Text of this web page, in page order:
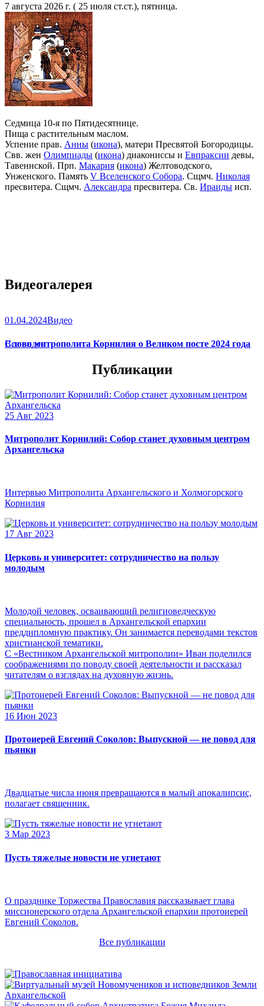
7 августа 2026 г. ( 25 июля ст.ст.), пятница.
Седмица 10-я по Пятидесятнице.
Пища с растительным маслом.
Успение прав. Анны (икона), матери Пресвятой Богородицы.
Свв. жен Олимпиады (икона) диакониссы и Евпраксии девы,
Тавеннской. Прп. Макария (икона) Желтоводского,
Унженского. Память V Вселенского Собора. Сщмч. Николая
пресвитера. Сщмч. Александра пресвитера. Св. Ираиды исп.
Видеогалерея
01.04.2024Видео
Слово митрополита Корнилия о Великом посте 2024 года
Все видео
Публикации
25 Авг 2023
Митрополит Корнилий: Собор станет духовным центром
Архангельска
Интервью Митрополита Архангельского и Холмогорского
Корнилия
17 Авг 2023
Церковь и университет: сотрудничество на пользу
молодым
Молодой человек, осваивающий религиоведческую
специальность, прошел в Архангельской епархии
преддипломную практику. Он занимается переводами текстов
христианской тематики.
С «Вестником Архангельской митрополии» Иван поделился
соображениями по поводу своей деятельности и рассказал
читателям о взглядах на духовную жизнь.
16 Июн 2023
Протоиерей Евгений Соколов: Выпускной — не повод для
пьянки
Двадцатые числа июня превращаются в малый апокалипсис,
полагает священник.
3 Мар 2023
Пусть тяжелые новости не угнетают
О празднике Торжества Православия рассказывает глава
миссионерского отдела Архангельской епархии протоиерей
Евгений Соколов.
Все публикации